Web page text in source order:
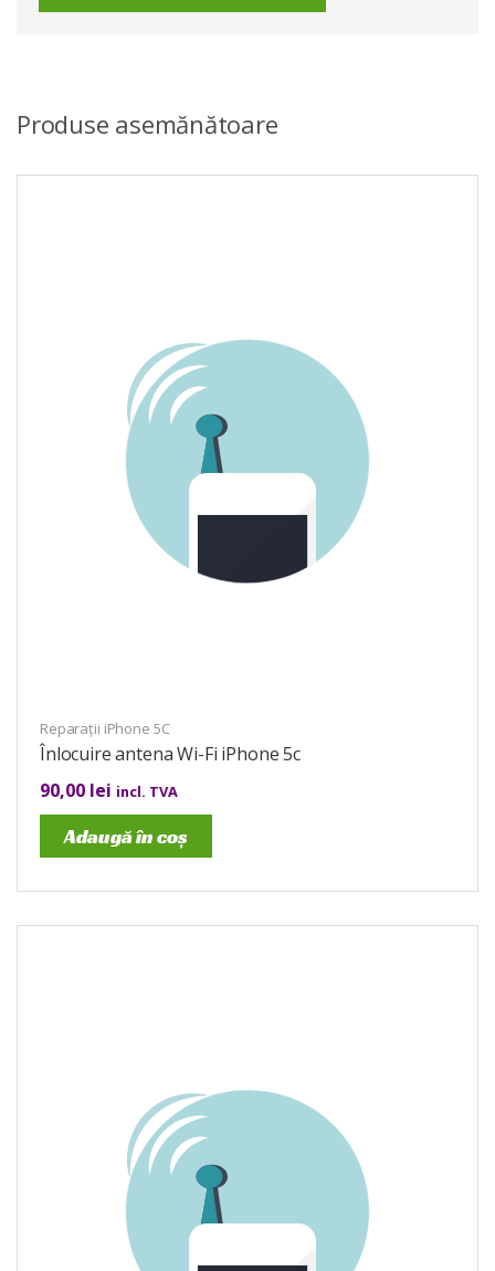
Produse asemănătoare
Reparații iPhone 5C
Înlocuire antena Wi-Fi iPhone 5c
90,00 lei incl. TVA
Adaugă în coș